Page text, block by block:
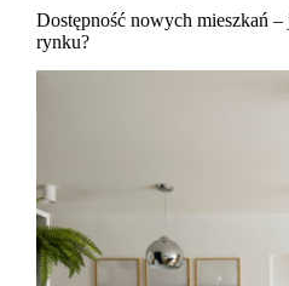
Dostępność nowych mieszkań
rynku?